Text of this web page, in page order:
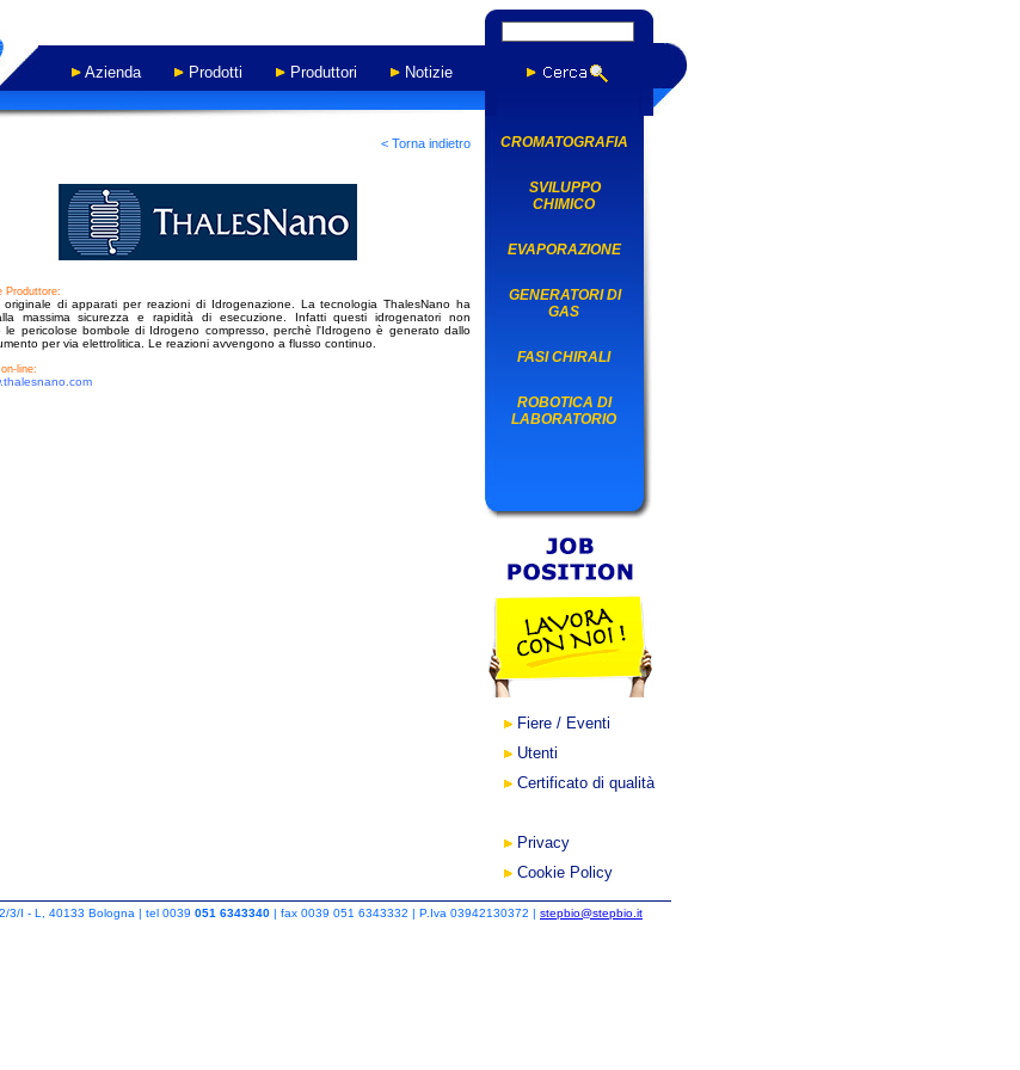
Azienda Prodotti Produttori
Notizie
< Torna indietro
Produttore:
originale di apparati per reazioni di Idrogenazione. La tecnologia ThalesNano ha
massima sicurezza e rapidità di esecuzione. Infatti questi idrogenatori non
le pericolose bombole di Idrogeno compresso, perchè l'Idrogeno è generato dallo
per via elettrolitica. Le reazioni avvengono a flusso continuo.
line:
CROMATOGRAFIA
SVILUPPO
CHIMICO
EVAPORAZIONE
GENERATORI DI
GAS
FASI CHIRALI
ROBOTICA DI
LABORATORIO
Fiere / Eventi
Utenti
Certificato di qualità
Privacy
Cookie Policy
3/I - L, 40133 Bologna | tel 0039 051 6343340 | fax 0039 051 6343332 | P.Iva 03942130372 | stepbio@stepbio.it